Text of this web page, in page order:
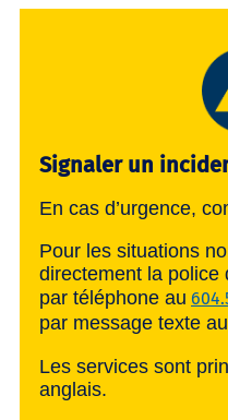
Signaler un
En cas d’urgence,
Pour les situations
directement la police
par téléphone au
par message texte au
Les services sont
anglais.